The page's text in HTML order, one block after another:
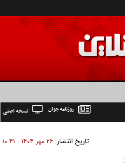
نسخه اصلی روزنامه جوان
تاریخ انتشار: ۲۶ مهر ۱۴۰۴ - ۱۰:۴۱